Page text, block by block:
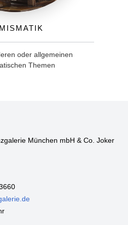
oder allgemeinen
Themen
München mbH & Co. Joker